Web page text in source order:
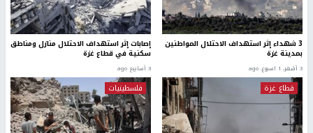
3 شهداء إثر استهداف الاحتلال المواطنين
بمدينة غزة
3 أشهر، 1 اسبوع. ago
إصابات إثر استهداف الاحتلال منازل ومناطق
سكنية في قطاع غزة
3 أسابيع ago
قطاع غزة فلسطينيات